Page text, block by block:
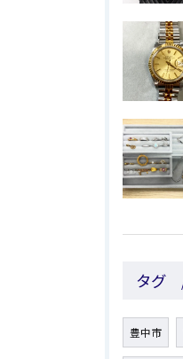
タグ
豊中市